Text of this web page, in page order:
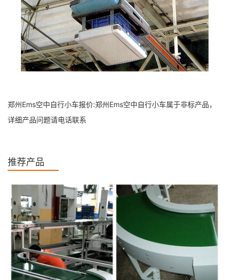
郑州Ems空中自行小车报价:郑州Ems空中自行小车属于非标产品，
详细产品问题请电话联系
推荐产品